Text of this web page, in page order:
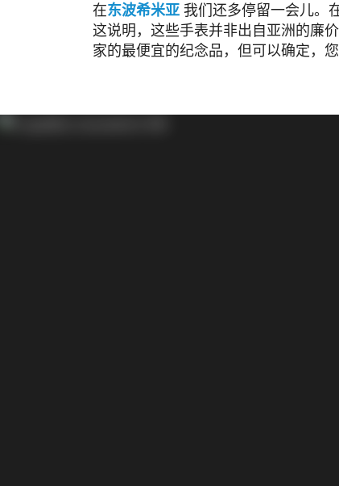
在东波希米亚 我们还多停留一会儿。
这说明，这些手表并非出自亚洲的廉
家的最便宜的纪念品，但可以确定，